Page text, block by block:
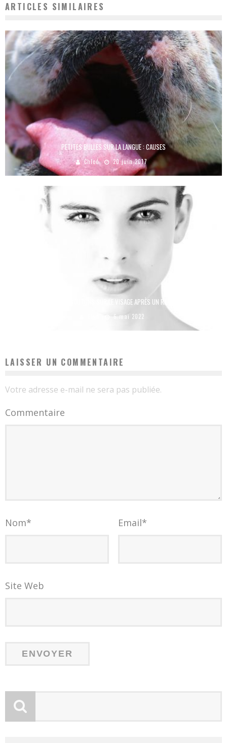
ARTICLES SIMILAIRES
PETITES BULLES SUR LA LANGUE : CAUSES
Chloé 20 juin 2017
POURQUOI AI-JE DES BOUTONS SUR LE VISAGE APRÈS UN RAPPORT SEXUEL ?
6 mai 2022
LAISSER UN COMMENTAIRE
Votre adresse e-mail ne sera pas publiée.
Commentaire
Nom* Email*
Site Web